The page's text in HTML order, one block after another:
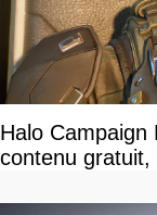
Halo Campaign
contenu